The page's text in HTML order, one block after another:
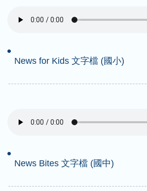
News for Kids 文字檔 (國小)
News Bites 文字檔 (國中)